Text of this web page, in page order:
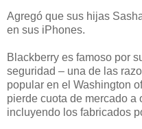
Agregó que sus hijas
en sus iPhones.
Blackberry es famoso por
seguridad – una de las
popular en el Washington
pierde cuota de mercado a
incluyendo los fabricados